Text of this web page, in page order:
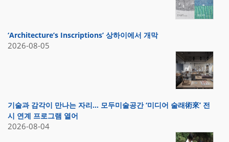
‘Architecture’s Inscriptions’ 상하이에서 개막
2026-08-05
기술과 감각이 만나는 자리… 모두미술공간 ‘미디어 술래術來’ 전
시 연계 프로그램 열어
2026-08-04